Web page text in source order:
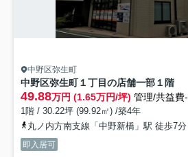
中野区弥生町
中野区弥生町１丁目の店舗一部１階
49.88万円 (1.65万円/坪) 管理/共益費-
1階 / 30.22坪 (99.92㎡) /築4年
丸ノ内方南支線「中野新橋」駅 徒歩7分
即入居可